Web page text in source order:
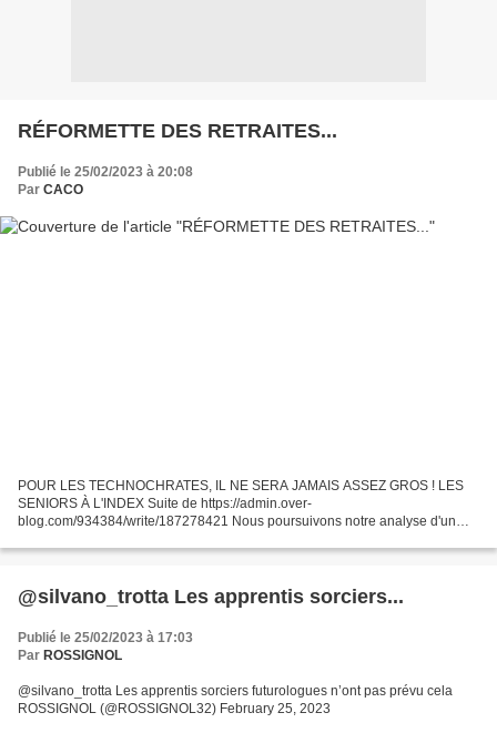
RÉFORMETTE DES RETRAITES...
Publié le 25/02/2023 à 20:08
Par CACO
POUR LES TECHNOCHRATES, IL NE SERA JAMAIS ASSEZ GROS ! LES
SENIORS À L'INDEX Suite de https://admin.over-
blog.com/934384/write/187278421 Nous poursuivons notre analyse d'un
@silvano_trotta Les apprentis sorciers...
Publié le 25/02/2023 à 17:03
Par ROSSIGNOL
@silvano_trotta Les apprentis sorciers futurologues n’ont pas prévu cela
ROSSIGNOL (@ROSSIGNOL32) February 25, 2023